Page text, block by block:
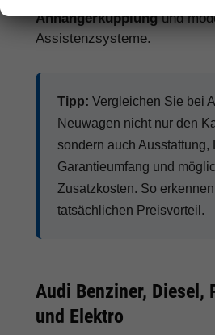
Anhängerkupplungund
Assistenzsysteme.
Tipp: Vergleichen Sie bei
Neuwagen nicht nur den
sondern auch Ausstattung,
Garantieumfang und
Zusatzkosten. So
tatsächlichen Preisvorteil.
Audi Benziner, Diesel,
und Elektro